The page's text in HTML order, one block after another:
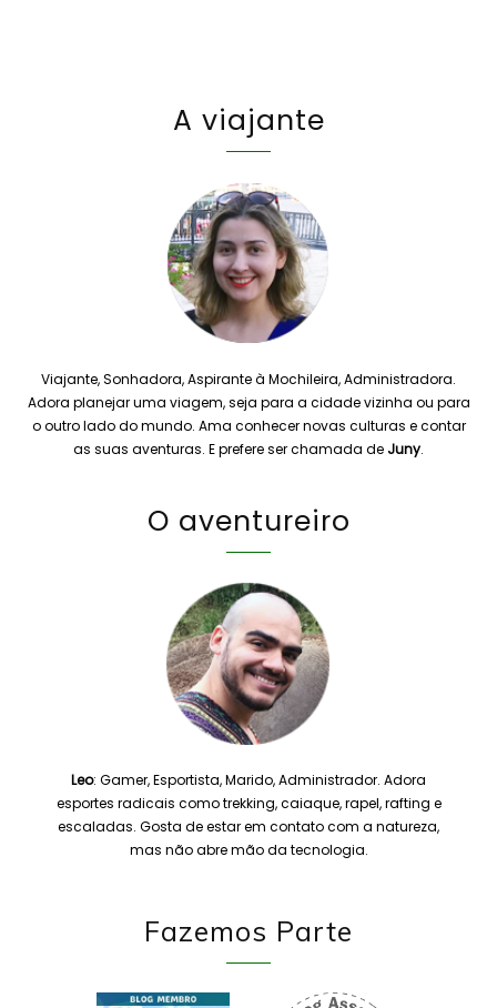
A viajante
Viajante, Sonhadora, Aspirante à Mochileira, Administradora.
Adora planejar uma viagem, seja para a cidade vizinha ou para
o outro lado do mundo. Ama conhecer novas culturas e contar
as suas aventuras. E prefere ser chamada de Juny.
O aventureiro
Leo: Gamer, Esportista, Marido, Administrador. Adora
esportes radicais como trekking, caiaque, rapel, rafting e
escaladas. Gosta de estar em contato com a natureza,
mas não abre mão da tecnologia.
Fazemos Parte